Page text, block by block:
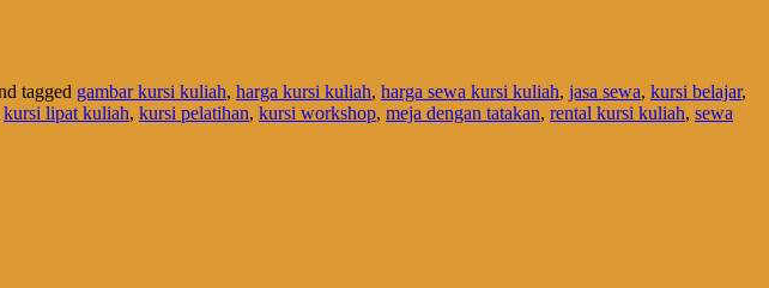
tagged gambar kursi kuliah, harga kursi kuliah, harga sewa kursi kuliah, jasa sewa, kursi belajar,
kursi lipat kuliah, kursi pelatihan, kursi workshop, meja dengan tatakan, rental kursi kuliah, sewa